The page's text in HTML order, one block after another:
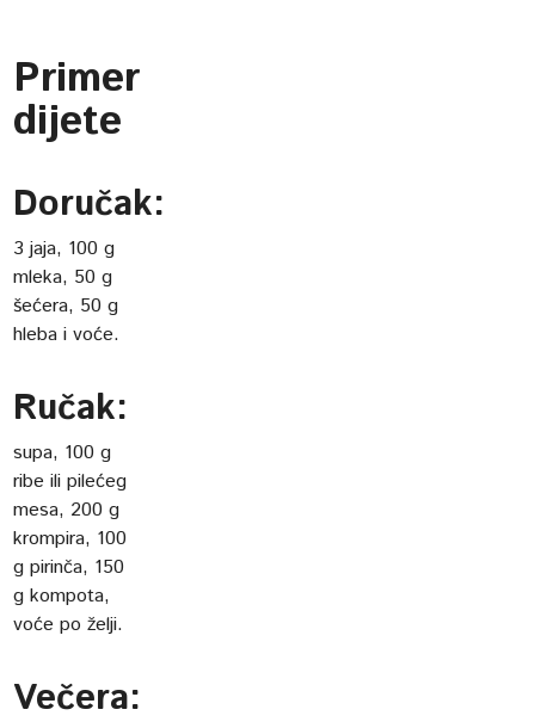
Primer
dijete
Doručak:
3 jaja, 100 g
mleka, 50 g
šećera, 50 g
hleba i voće.
Ručak:
supa, 100 g
ribe ili pilećeg
mesa, 200 g
krompira, 100
g pirinča, 150
g kompota,
voće po želji.
Večera: